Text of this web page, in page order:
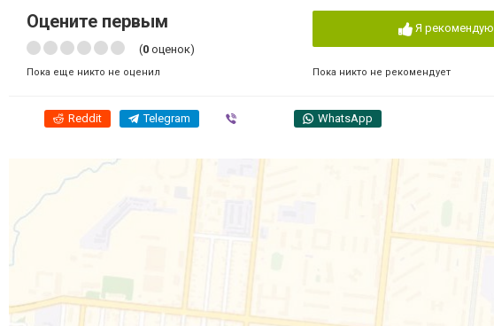
Оцените первым
(0 оценок)
Пока еще никто не оценил
Я рекомендую
Пока никто не рекомендует
Reddit Telegram WhatsApp